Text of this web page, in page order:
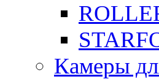
Камеры